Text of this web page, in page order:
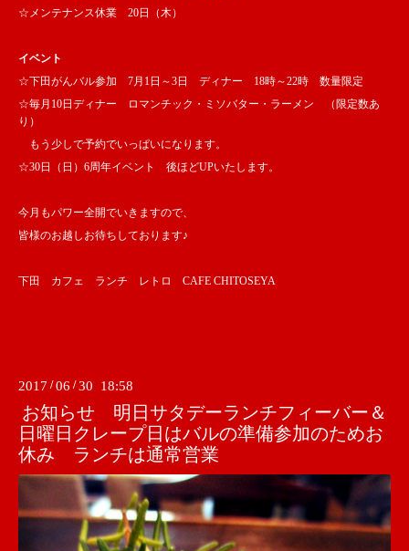
☆メンテナンス休業 20日（木）
イベント
☆下田がんバル参加 7月1日～3日 ディナー 18時～22時 数量限定
☆毎月10日ディナー ロマンチック・ミソバター・ラーメン （限定数あ
り）
もう少しで予約でいっぱいになります。
☆30日（日）6周年イベント 後ほどUPいたします。
今月もパワー全開でいきますので、
皆様のお越しお待ちしております♪
下田 カフェ ランチ レトロ CAFE CHITOSEYA
2017 /06 /30 18:58
お知らせ 明日サタデーランチフィーバー＆
日曜日クレープ日はバルの準備参加のためお
休み ランチは通常営業